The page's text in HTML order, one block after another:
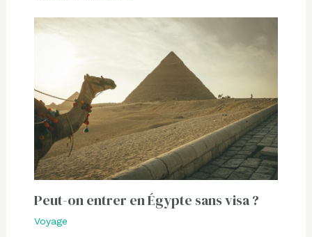
Peut-on entrer en Égypte sans visa ?
Voyage